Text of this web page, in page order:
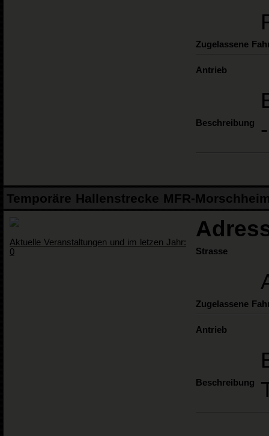
Zugelassene
Antrieb
Beschreibung
Temporäre Hallenstrecke MFR-
Aktuelle Veranstaltungen und im letzen Jahr:
0
Strasse
Zugelassene
Antrieb
Beschreibung